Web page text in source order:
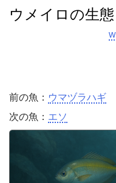
ウメイロの生
前の魚： ウマヅラハギ
次の魚： エソ